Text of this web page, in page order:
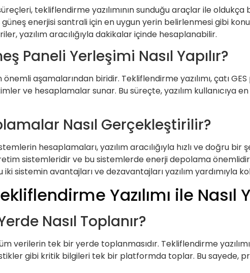
tekliflendirme yazılımının sunduğu araçlar ile oldukça
enerjisi santrali için en uygun yerin belirlenmesi gibi
yazılım aracılığıyla dakikalar içinde hesaplanabilir.
Paneli Yerleşimi Nasıl Yapılır?
aşamalarından biridir. Tekliflendirme yazılımı, çatı
ve hesaplamalar sunar. Bu süreçte, yazılım kullanıcıya
Nasıl Gerçekleştirilir?
hesaplamaları, yazılım aracılığıyla hızlı ve doğru
sistemleridir ve bu sistemlerde enerji depolama
sistemin avantajları ve dezavantajları yazılım yardımıyla
Yazılımı ile
Nasıl Toplanır?
verilerin tek bir yerde toplanmasıdır. Tekliflendirme
gibi kritik bilgileri tek bir platformda toplar. Bu sayede,